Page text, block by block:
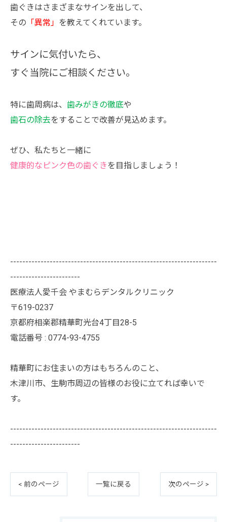
歯ぐきはさまざまなサインを出して、
その 「異常」 を教えてくれています。
サインに気付いたら、
すぐ当院にご相談ください。
特に歯周病は、 歯みがきの徹底や
歯石の除去をすることで改善が見込めます。
ぜひ、私たちと一緒に
健康的なピンク色の歯ぐき を目指しましょう！
--------------------------------------------------------------------
-----------------------
医療法人愛千会 やまむらデンタルクリニック
〒619-0237
京都府相楽郡精華町光台4丁目28-5
電話番号 : 0774-93-4755
精華町にお住まいの方はもちろんのこと、
木津川市、生駒市周辺の皆様のお役に立てれば幸いで
す。
--------------------------------------------------------------------
-----------------------
< 前のページ 一覧に戻る 次のページ >